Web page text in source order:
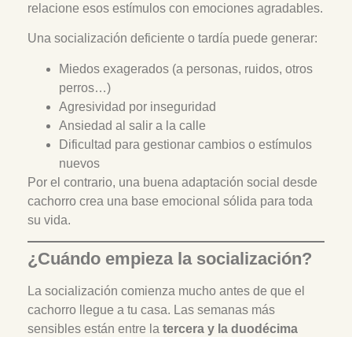
relacione esos estímulos con emociones agradables.
Una socialización deficiente o tardía puede generar:
Miedos exagerados (a personas, ruidos, otros
perros…)
Agresividad por inseguridad
Ansiedad al salir a la calle
Dificultad para gestionar cambios o estímulos
nuevos
Por el contrario, una buena adaptación social desde
cachorro crea una base emocional sólida para toda
su vida.
¿Cuándo empieza la socialización?
La socialización comienza mucho antes de que el
cachorro llegue a tu casa. Las semanas más
sensibles están entre la tercera y la duodécima